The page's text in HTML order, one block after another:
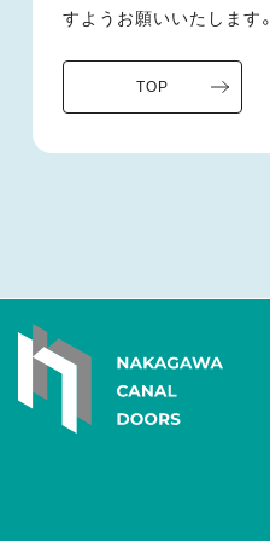
すようお願いいたします。
TOP